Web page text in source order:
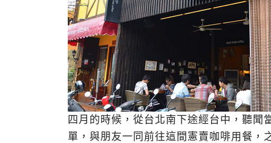
四月的時候，從台北南下途經台中，聽
單，與朋友一同前往這間憲賣咖啡用餐，